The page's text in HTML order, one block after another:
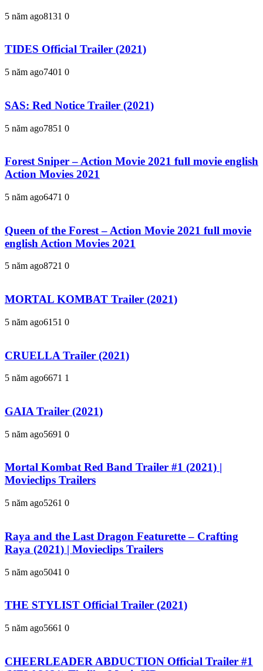
5 năm ago8131 0
TIDES Official Trailer (2021)
5 năm ago7401 0
SAS: Red Notice Trailer (2021)
5 năm ago7851 0
Forest Sniper – Action Movie 2021 full movie english
Action Movies 2021
5 năm ago6471 0
Queen of the Forest – Action Movie 2021 full movie
english Action Movies 2021
5 năm ago8721 0
MORTAL KOMBAT Trailer (2021)
5 năm ago6151 0
CRUELLA Trailer (2021)
5 năm ago6671 1
GAIA Trailer (2021)
5 năm ago5691 0
Mortal Kombat Red Band Trailer #1 (2021) |
Movieclips Trailers
5 năm ago5261 0
Raya and the Last Dragon Featurette – Crafting
Raya (2021) | Movieclips Trailers
5 năm ago5041 0
THE STYLIST Official Trailer (2021)
5 năm ago5661 0
CHEERLEADER ABDUCTION Official Trailer #1